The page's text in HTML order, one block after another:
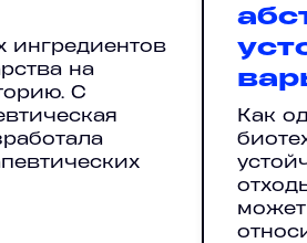
на
С
Как